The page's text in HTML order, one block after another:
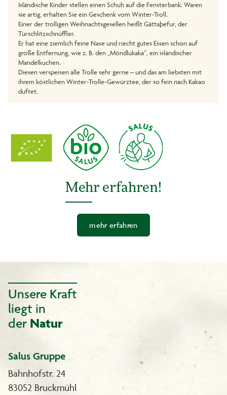
Isländische Kinder stellen einen Schuh auf die Fensterbank. Waren
sie artig, erhalten Sie ein Geschenk vom Winter-Troll.
Einer der trolligen Weihnachtsgesellen heißt Gáttaþefur, der
Türschlitzschnüffler.
Er hat eine ziemlich feine Nase und riecht gutes Essen schon auf
große Entfernung, wie z. B. den „Möndlukaka“, ein isländischer
Mandelkuchen.
Diesen verspeisen alle Trolle sehr gerne – und das am liebsten mit
ihrem köstlichen Winter-Trolle-Gewürztee, der so fein nach Kakao
duftet.
Qualitätshinweis: Wertvolle, flüchtige Inhaltsstoffe des Tees sowie
natürliche Aromen werden durch einen Umbeutel geschützt.
Mehr erfahren!
mehr erfahren
Unsere Kraft
liegt in
der Natur
Salus Gruppe
Bahnhofstr. 24
83052 Bruckmühl